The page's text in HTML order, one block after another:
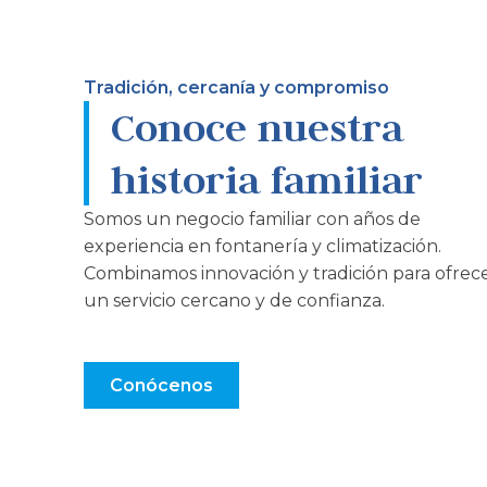
Tradición, cercanía y compromiso
Conoce nuestra
historia familiar
Somos un negocio familiar con años de
experiencia en fontanería y climatización.
Combinamos innovación y tradición para
un servicio cercano y de confianza.
Conócenos